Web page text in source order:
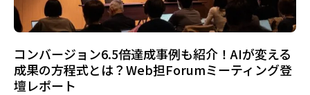
コンバージョン6.5倍達成事例も紹介！AIが変える
成果の方程式とは？Web担Forumミーティング登
壇レポート